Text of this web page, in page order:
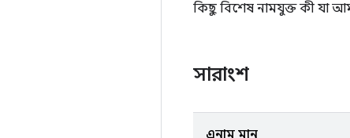
কিছু বিশেষ নামযুক্ত কী যা
সারাংশ
এনাম মান